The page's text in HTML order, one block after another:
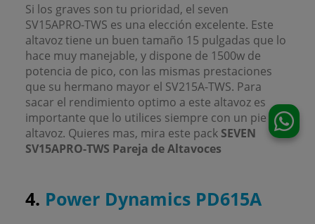
Si los graves son tu prioridad, el seven
SV15APRO-TWS es una elección excelente. Este
altavoz tiene un buen tamaño 15 pulgadas que lo
hace muy manejable, y dispone de 1500w de
potencia de pico, con las mismas prestaciones
que su hermano mayor el SV215A-TWS. Para
sacar el rendimiento optimo a este altavoz es
importante que lo utilices siempre con un pie de
altavoz. Quieres mas, mira este pack SEVEN
SV15APRO-TWS Pareja de Altavoces
4. Power Dynamics PD615A